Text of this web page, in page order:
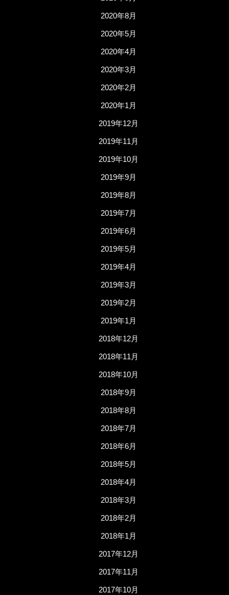
2020年8月
2020年5月
2020年4月
2020年3月
2020年2月
2020年1月
2019年12月
2019年11月
2019年10月
2019年9月
2019年8月
2019年7月
2019年6月
2019年5月
2019年4月
2019年3月
2019年2月
2019年1月
2018年12月
2018年11月
2018年10月
2018年9月
2018年8月
2018年7月
2018年6月
2018年5月
2018年4月
2018年3月
2018年2月
2018年1月
2017年12月
2017年11月
2017年10月